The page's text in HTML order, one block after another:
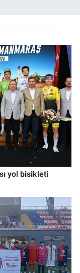
yol bisikleti